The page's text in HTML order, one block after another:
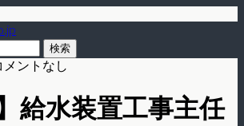
メントなし
給水装置工事主任